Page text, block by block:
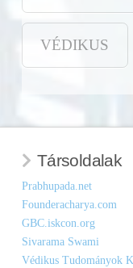
VÉDIKUS
Társoldalak
Prabhupada.net
Founderacharya.com
GBC.iskcon.org
Sivarama Swami
Védikus Tudományok